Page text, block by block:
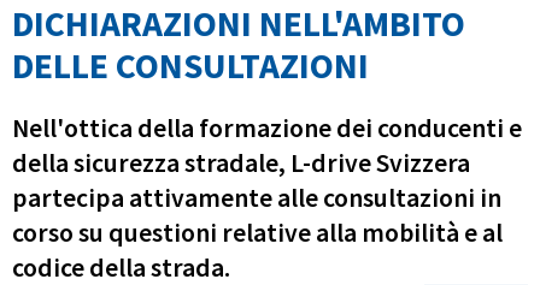
DICHIARAZIONI NELL'AMBITO
DELLE CONSULTAZIONI
Nell'ottica della formazione dei conducenti e
della sicurezza stradale, L-drive Svizzera
partecipa attivamente alle consultazioni in
corso su questioni relative alla mobilità e al
codice della strada.